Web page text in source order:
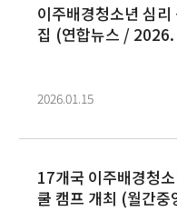
이주배경청소년 심
집 (연합뉴스 /
2026.01.15
17개국 이주배경청
쿨 캠프 개최 (월간